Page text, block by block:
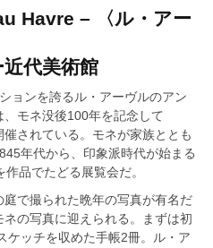
Havre –
〈ル・アー
代美術館
ョンを誇るル・アーヴルのアン
、モネ没後100年を記念して
催されている。モネが家族ととも
年代から、印象派時代が始まる
品でたどる展覧会だ。
で撮られた晩年の写真が有名だ
の写真に迎えられる。まずは初
ケッチを収めた手帳2冊。ル・ア